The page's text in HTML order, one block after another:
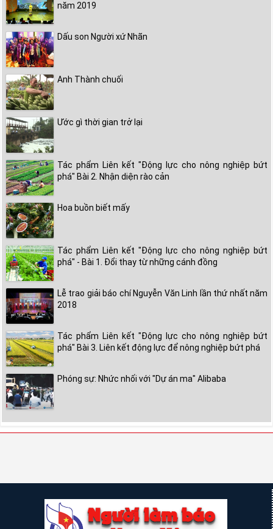
năm 2019
Dấu son Người xứ Nhãn
Anh Thành chuối
Ước gì thời gian trở lại
Tác phẩm Liên kết "Động lực cho nông nghiệp bứt
phá" Bài 2. Nhận diện rào cản
Hoa buồn biết mấy
Tác phẩm Liên kết "Động lực cho nông nghiệp bứt
phá" - Bài 1. Đổi thay từ những cánh đồng
Lễ trao giải báo chí Nguyễn Văn Linh lần thứ nhất năm
2018
Tác phẩm Liên kết "Động lực cho nông nghiệp bứt
phá" Bài 3. Liên kết động lực để nông nghiệp bứt phá
Phóng sự: Nhức nhối với "Dự án ma" Alibaba